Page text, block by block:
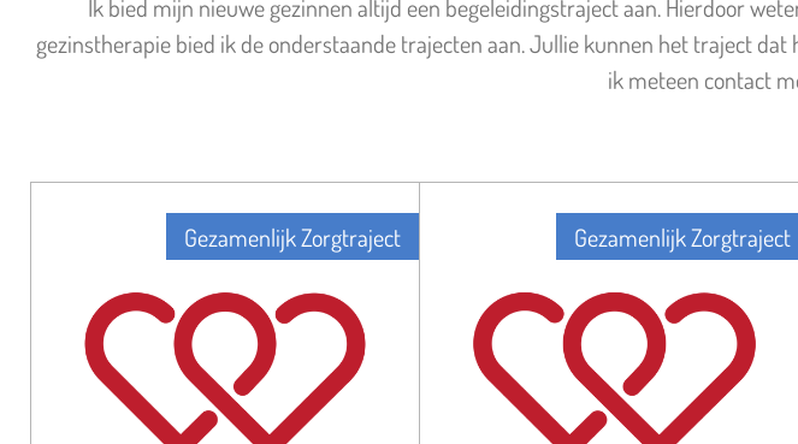
Ik bied mijn nieuwe gezinnen altijd een begeleidingstraject aan. Hierdoor
gezinstherapie bied ik de onderstaande trajecten aan. Jullie kunnen het traject
ik meteen contact
Gezamenlijk Zorgtraject Gezamenlijk Zorgtraject